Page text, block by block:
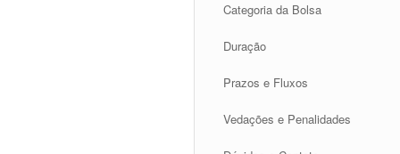
Categoria da Bolsa
Duração
Prazos e Fluxos
Vedações e Penalidades